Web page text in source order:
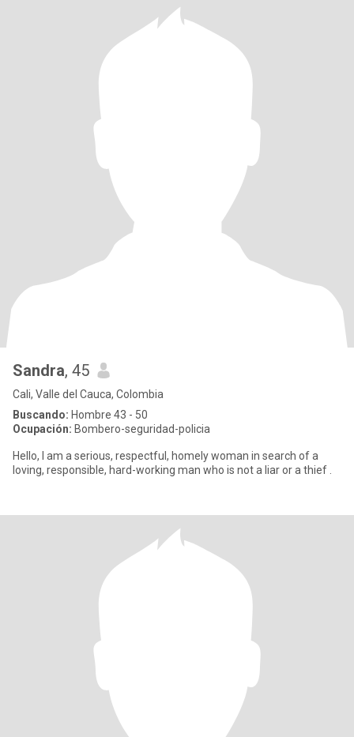
Sandra, 45
Cali, Valle del Cauca, Colombia
Buscando: Hombre 43 - 50
Ocupación: Bombero-seguridad-policia
Hello, I am a serious, respectful, homely woman in search of a
loving, responsible, hard-working man who is not a liar or a thief .